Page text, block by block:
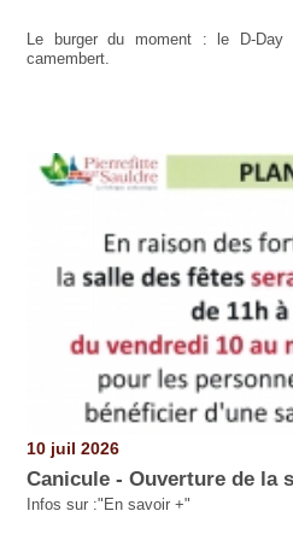
Le burger du moment : le D-Day
camembert.
10 juil 2026
Canicule - Ouverture de la
Infos sur :"En savoir +"